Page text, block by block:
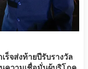
ร็จส่งท้ายปีรับรางวัล